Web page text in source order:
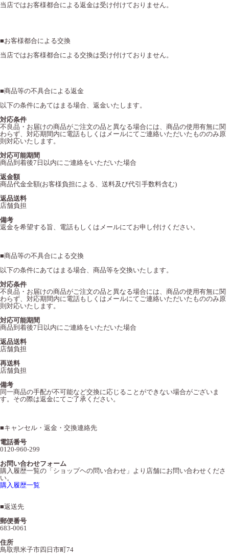
当店ではお客様都合による返金は受け付けておりません。
■お客様都合による交換
当店ではお客様都合による交換は受け付けておりません。
■商品等の不具合による返金
以下の条件にあてはまる場合、返金いたします。
対応条件
不良品・お届けの商品がご注文の品と異なる場合には、商品の使用有無に関
わらず、対応期間内に電話もしくはメールにてご連絡いただいたもののみ原
則対応いたします。
対応可能期間
商品到着後7日以内にご連絡をいただいた場合
返金額
商品代金全額(お客様負担による、送料及び代引手数料含む)
返品送料
店舗負担
備考
返金を希望する旨、電話もしくはメールにてお申し付けください。
■商品等の不具合による交換
以下の条件にあてはまる場合、商品等を交換いたします。
対応条件
不良品・お届けの商品がご注文の品と異なる場合には、商品の使用有無に関
わらず、対応期間内に電話もしくはメールにてご連絡いただいたもののみ原
則対応いたします。
対応可能期間
商品到着後7日以内にご連絡をいただいた場合
返品送料
店舗負担
再送料
店舗負担
備考
同一商品の手配が不可能など交換に応じることができない場合がございま
す。その際は返金にてご了承ください。
■キャンセル・返金・交換連絡先
電話番号
0120-960-299
お問い合わせフォーム
購入履歴一覧の「ショップヘの問い合わせ」より店舗にお問い合わせくださ
い。
購入履歴一覧
■返送先
郵便番号
683-0061
住所
鳥取県米子市四日市町74